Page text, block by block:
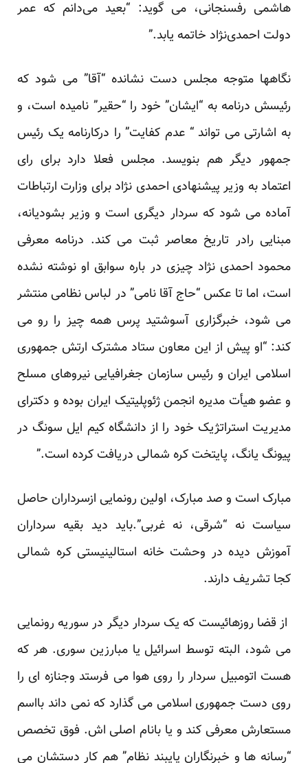
هاشمی رفسنجانی، می گوید: “بعید می‌دانم که عمر
دولت احمدی‌نژاد خاتمه یابد.”
نگاهها متوجه مجلس دست نشانده “آقا” می شود که
رئیسش درنامه به “ایشان” خود را “حقیر” نامیده است، و
به اشارتی می تواند “ عدم کفایت” را درکارنامه یک رئیس
جمهور دیگر هم بنویسد. مجلس فعلا دارد برای رای
اعتماد به وزیر پیشنهادی احمدی نژاد برای وزارت ارتباطات
آماده می شود که سردار دیگری است و وزیر بشودیانه،
مبنایی رادر تاریخ معاصر ثبت می کند. درنامه معرفی
محمود احمدی نژاد چیزی در باره سوابق او نوشته نشده
است، اما تا عکس “حاج آقا نامی” در لباس نظامی منتشر
می شود، خبرگزاری آسوشتید پرس همه چیز را رو می
کند: “او پیش از این معاون ستاد مشترک ارتش جمهوری
اسلامی ایران و رئیس سازمان جغرافیایی نیروهای مسلح
و عضو هیأت مدیره انجمن ژئوپلیتیک ایران بوده و دکترای
مدیریت استراتژیک خود را از دانشگاه کیم ایل سونگ در
پیونگ یانگ، پایتخت کره شمالی دریافت کرده است.”
مبارک است و صد مبارک، اولین رونمایی ازسرداران حاصل
سیاست نه “شرقی، نه غربی”.باید دید بقیه سرداران
آموزش دیده در وحشت خانه استالینیستی کره شمالی
کجا تشریف دارند.
از قضا روزهائیست که یک سردار دیگر در سوریه رونمایی
می شود، البته توسط اسرائیل یا مبارزین سوری. هر که
هست اتومبیل سردار را روی هوا می فرستد وجنازه ای را
روی دست جمهوری اسلامی می گذارد که نمی داند بااسم
مستعارش معرفی کند و یا بانام اصلی اش. فوق تخصص
“رسانه ها و خبرنگاران پایبند نظام” هم کار دستشان می